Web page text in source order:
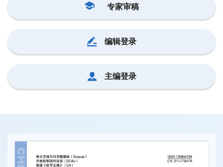
专家审稿
编辑登录
主编登录